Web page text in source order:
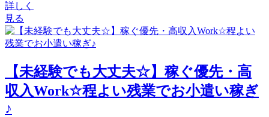
詳しく
見る
【未経験でも大丈夫☆】稼ぐ優先・高
収入Work☆程よい残業でお小遣い稼ぎ
♪